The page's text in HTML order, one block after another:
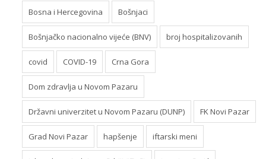
Bosna i Hercegovina Bošnjaci
Bošnjačko nacionalno vijeće (BNV) broj hospitalizovanih
covid COVID-19 Crna Gora
Dom zdravlja u Novom Pazaru
Državni univerzitet u Novom Pazaru (DUNP) FK Novi Pazar
Grad Novi Pazar hapšenje iftarski meni